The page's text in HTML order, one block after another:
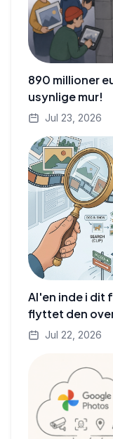
890 millioner
usynlige mur!
Jul 23, 2026
AI'en inde i dit
flyttet den
Jul 22, 2026